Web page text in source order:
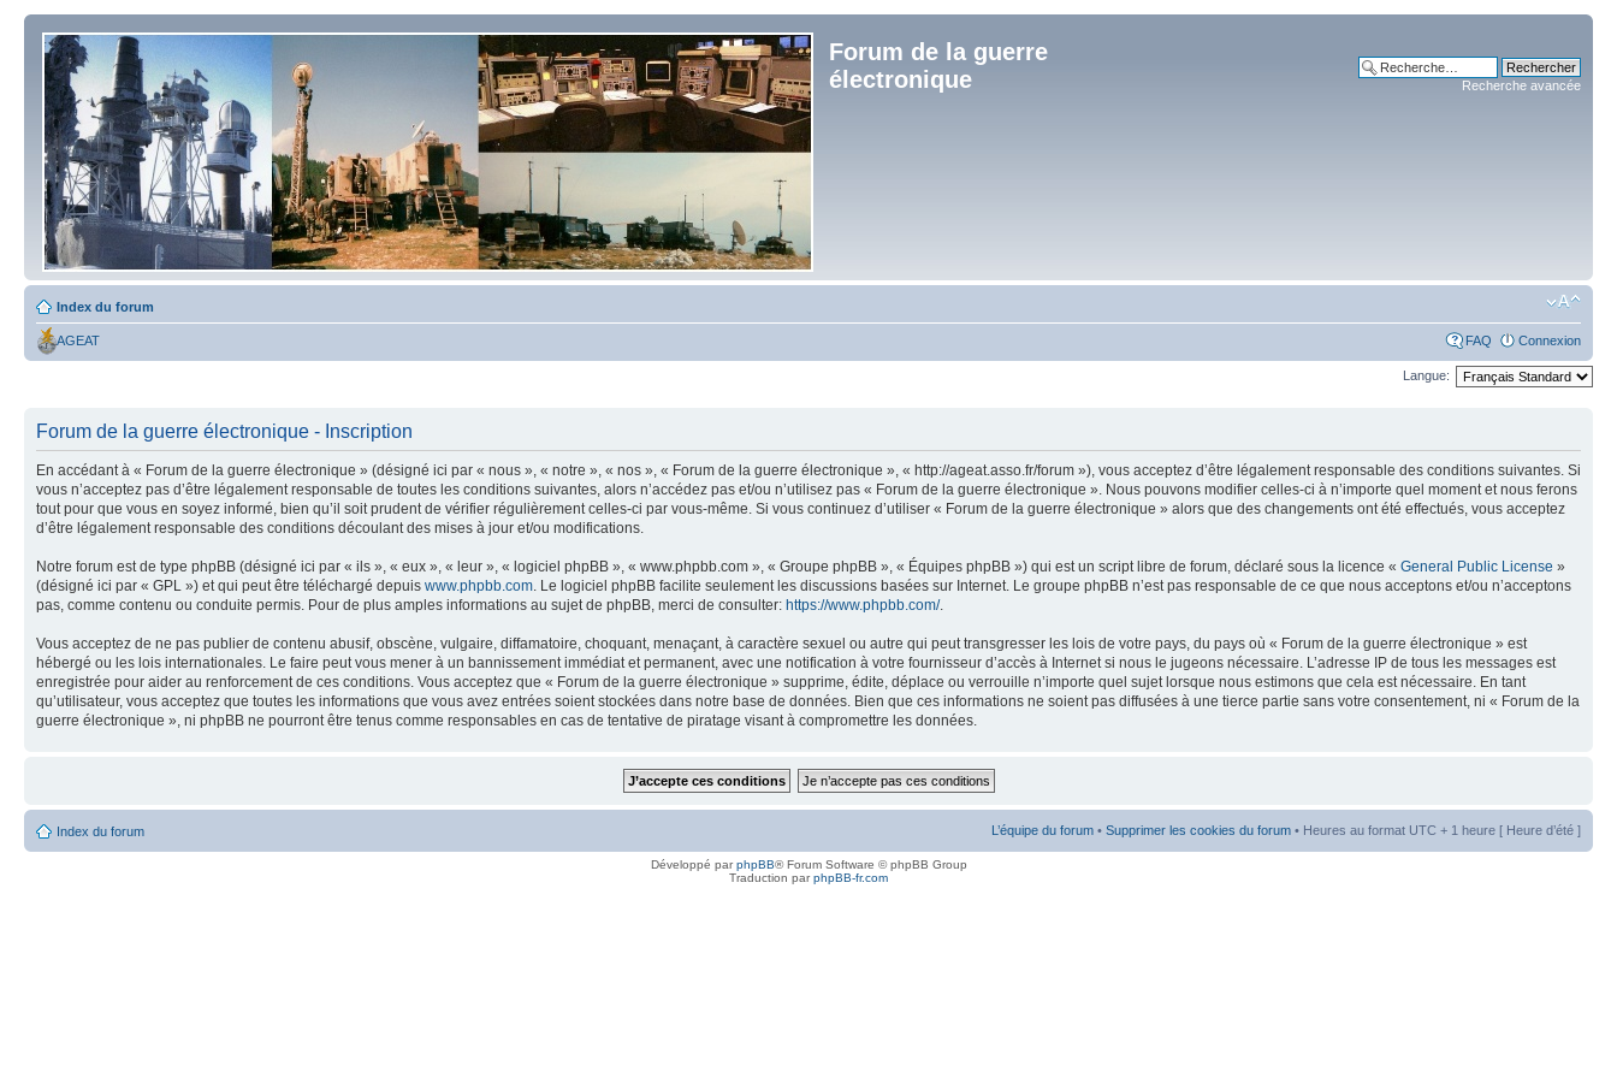
Forum de la guerre
électronique
Recherche avancée
Index du forum
AGEAT FAQ Connexion
Langue:
Forum de la guerre électronique - Inscription
En accédant à « Forum de la guerre électronique » (désigné ici par « nous », « notre », « nos », « Forum de la guerre électronique », « http://ageat.asso.fr/forum »), vous acceptez d’être légalement responsable des conditions suivantes. Si
vous n’acceptez pas d’être légalement responsable de toutes les conditions suivantes, alors n’accédez pas et/ou n’utilisez pas « Forum de la guerre électronique ». Nous pouvons modifier celles-ci à n’importe quel moment et nous ferons
tout pour que vous en soyez informé, bien qu’il soit prudent de vérifier régulièrement celles-ci par vous-même. Si vous continuez d’utiliser « Forum de la guerre électronique » alors que des changements ont été effectués, vous acceptez
d’être légalement responsable des conditions découlant des mises à jour et/ou modifications.
Notre forum est de type phpBB (désigné ici par « ils », « eux », « leur », « logiciel phpBB », « www.phpbb.com », « Groupe phpBB », « Équipes phpBB ») qui est un script libre de forum, déclaré sous la licence « General Public License »
(désigné ici par « GPL ») et qui peut être téléchargé depuis www.phpbb.com . Le logiciel phpBB facilite seulement les discussions basées sur Internet. Le groupe phpBB n’est pas responsable de ce que nous acceptons et/ou n’acceptons
pas, comme contenu ou conduite permis. Pour de plus amples informations au sujet de phpBB, merci de consulter: https://www.phpbb.com/.
Vous acceptez de ne pas publier de contenu abusif, obscène, vulgaire, diffamatoire, choquant, menaçant, à caractère sexuel ou autre qui peut transgresser les lois de votre pays, du pays où « Forum de la guerre électronique » est
hébergé ou les lois internationales. Le faire peut vous mener à un bannissement immédiat et permanent, avec une notification à votre fournisseur d’accès à Internet si nous le jugeons nécessaire. L’adresse IP de tous les messages est
enregistrée pour aider au renforcement de ces conditions. Vous acceptez que « Forum de la guerre électronique » supprime, édite, déplace ou verrouille n’importe quel sujet lorsque nous estimons que cela est nécessaire. En tant
qu’utilisateur, vous acceptez que toutes les informations que vous avez entrées soient stockées dans notre base de données. Bien que ces informations ne soient pas diffusées à une tierce partie sans votre consentement, ni « Forum de la
guerre électronique », ni phpBB ne pourront être tenus comme responsables en cas de tentative de piratage visant à compromettre les données.
Index du forum L’équipe du forum • Supprimer les cookies du forum • Heures au format UTC + 1 heure [ Heure d’été ]
Développé parphpBB® Forum Software © phpBB Group
Traduction parphpBB-fr.com